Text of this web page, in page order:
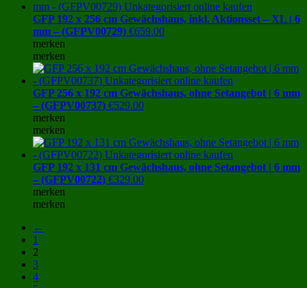
GFP 192 x 256 cm Gewächshaus, inkl. Aktionsset – XL | 6
mm – (GFPV00729) €659.00
merken
merken
GFP 256 x 192 cm Gewächshaus, ohne Setangebot | 6 mm
– (GFPV00737) €529.00
merken
merken
GFP 192 x 131 cm Gewächshaus, ohne Setangebot | 6 mm
– (GFPV00722) €329.00
merken
merken
←
1
2
3
4